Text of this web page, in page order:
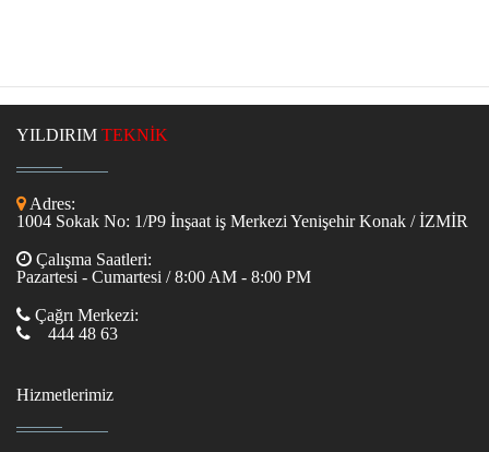
YILDIRIM TEKNİK
Adres:
1004 Sokak No: 1/P9 İnşaat iş Merkezi Yenişehir Konak / İZMİR
Çalışma Saatleri:
Pazartesi - Cumartesi / 8:00 AM - 8:00 PM
Çağrı Merkezi:
444 48 63
Hizmetlerimiz